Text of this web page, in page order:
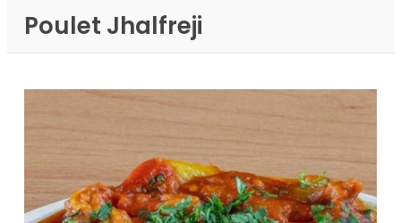
Poulet Jhalfreji